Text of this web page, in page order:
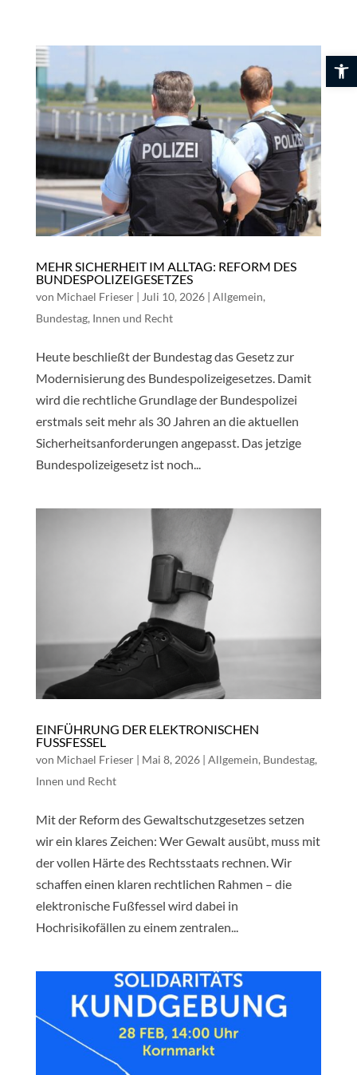
MEHR SICHERHEIT IM ALLTAG: REFORM DES
BUNDESPOLIZEIGESETZES
von Michael Frieser| Juli 10, 2026| Allgemein,
Bundestag, Innen und Recht
Heute beschließt der Bundestag das Gesetz zur
Modernisierung des Bundespolizeigesetzes. Damit
wird die rechtliche Grundlage der Bundespolizei
erstmals seit mehr als 30 Jahren an die aktuellen
Sicherheitsanforderungen angepasst. Das jetzige
Bundespolizeigesetz ist noch...
EINFÜHRUNG DER ELEKTRONISCHEN
FUSSFESSEL
von Michael Frieser| Mai 8, 2026| Allgemein, Bundestag,
Innen und Recht
Mit der Reform des Gewaltschutzgesetzes setzen
wir ein klares Zeichen: Wer Gewalt ausübt, muss mit
der vollen Härte des Rechtsstaats rechnen. Wir
schaffen einen klaren rechtlichen Rahmen – die
elektronische Fußfessel wird dabei in
Hochrisikofällen zu einem zentralen...